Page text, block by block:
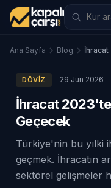
Ana Sayfa Blog
DÖVIZ 29 Jun 2026
İhracat
Geçecek
Türkiye'nin bu yılki
geçmek. İhracatın
sektörel gelişmeler